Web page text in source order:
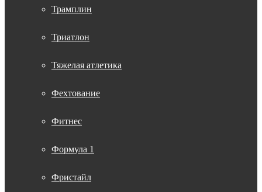
Трамплин
Триатлон
Тяжелая атлетика
Фехтование
Фитнес
Формула 1
Фристайл